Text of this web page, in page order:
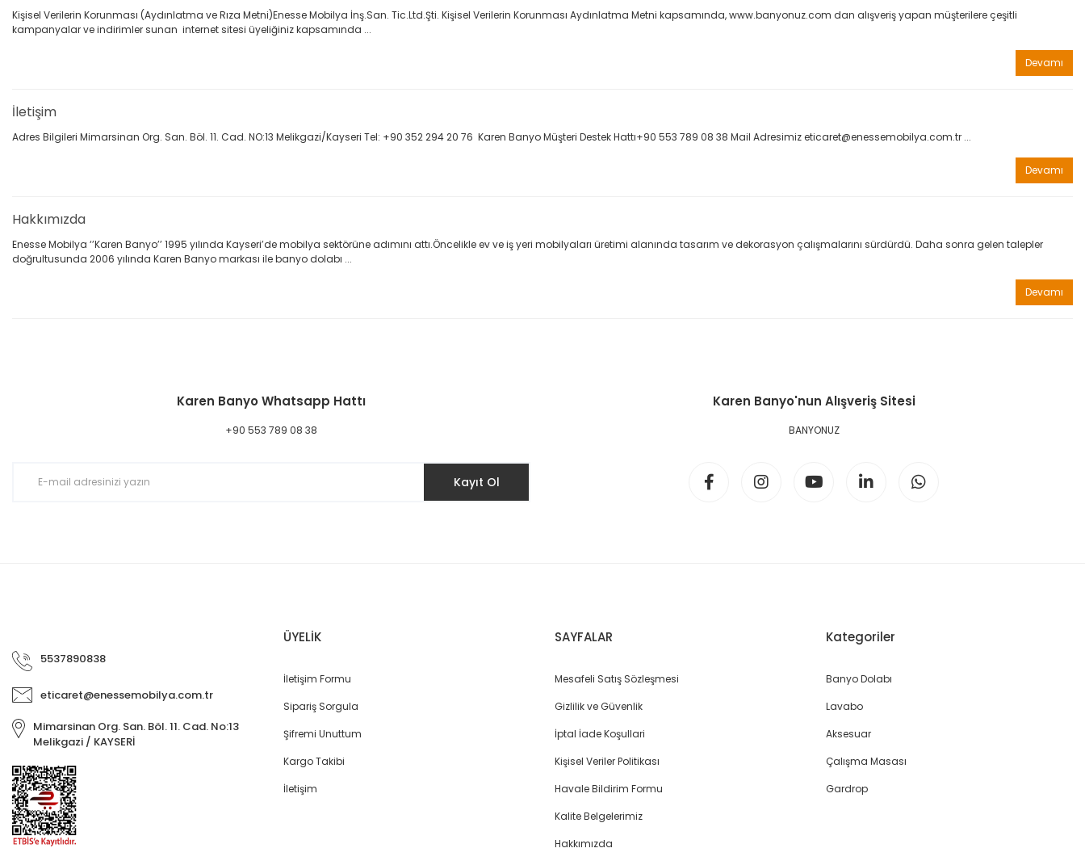
Kişisel Verilerin Korunması (Aydınlatma ve Rıza Metni)Enesse Mobilya İnş.San. Tic.Ltd.Şti. Kişisel Verilerin Korunması Aydınlatma Metni kapsamında, www.banyonuz.com dan alışveriş yapan müşterilere çeşitli
kampanyalar ve indirimler sunan internet sitesi üyeliğiniz kapsamında ...
Devamı
İletişim
Adres Bilgileri Mimarsinan Org. San. Böl. 11. Cad. NO:13 Melikgazi/Kayseri Tel: +90 352 294 20 76 Karen Banyo Müşteri Destek Hattı+90 553 789 08 38 Mail Adresimiz eticaret@enessemobilya.com.tr ...
Devamı
Hakkımızda
Enesse Mobilya ‘’Karen Banyo’’ 1995 yılında Kayseri’de mobilya sektörüne adımını attı.Öncelikle ev ve iş yeri mobilyaları üretimi alanında tasarım ve dekorasyon çalışmalarını sürdürdü. Daha sonra gelen talepler
doğrultusunda 2006 yılında Karen Banyo markası ile banyo dolabı ...
Devamı
Karen Banyo Whatsapp Hattı
+90 553 789 08 38
Kayıt Ol
Karen Banyo'nun Alışveriş Sitesi
BANYONUZ
5537890838
eticaret@enessemobilya.com.tr
Mimarsinan Org. San. Böl. 11. Cad. No:13
Melikgazi / KAYSERİ
ÜYELİK
İletişim Formu
Sipariş Sorgula
Şifremi Unuttum
Kargo Takibi
İletişim
SAYFALAR
Mesafeli Satış Sözleşmesi
Gizlilik ve Güvenlik
İptal İade Koşullari
Kişisel Veriler Politikası
Havale Bildirim Formu
Kalite Belgelerimiz
Hakkımızda
Kategoriler
Banyo Dolabı
Lavabo
Aksesuar
Çalışma Masası
Gardrop